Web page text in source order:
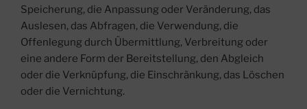
Speicherung, die Anpassung oder Veränderung, das
Auslesen, das Abfragen, die Verwendung, die
Offenlegung durch Übermittlung, Verbreitung oder
eine andere Form der Bereitstellung, den Abgleich
oder die Verknüpfung, die Einschränkung, das Löschen
oder die Vernichtung.